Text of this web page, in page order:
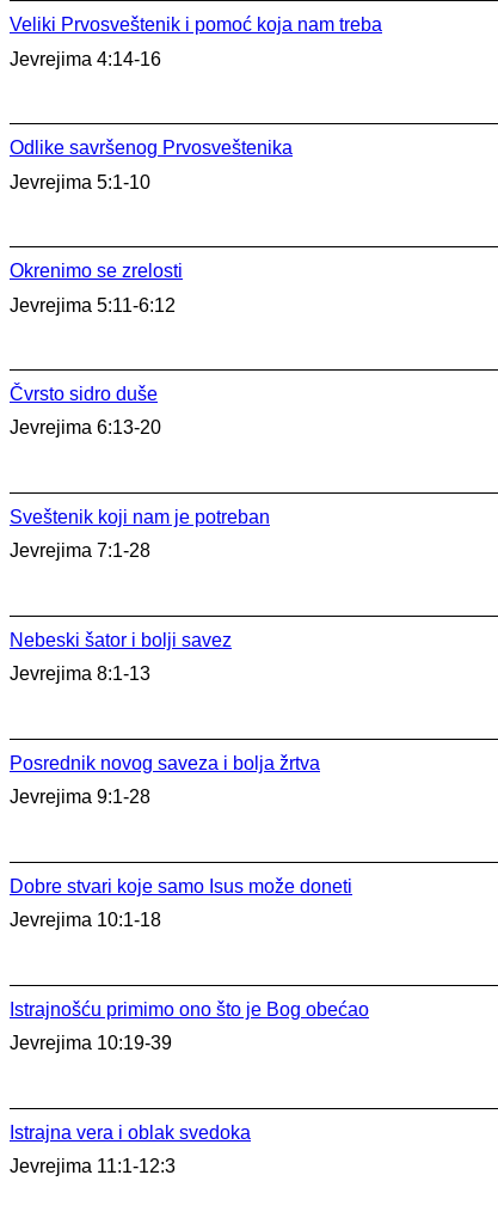
Veliki Prvosveštenik i pomoć koja nam treba
Jevrejima 4:14-16
Odlike savršenog Prvosveštenika
Jevrejima 5:1-10
Okrenimo se zrelosti
Jevrejima 5:11-6:12
Čvrsto sidro duše
Jevrejima 6:13-20
Sveštenik koji nam je potreban
Jevrejima 7:1-28
Nebeski šator i bolji savez
Jevrejima 8:1-13
Posrednik novog saveza i bolja žrtva
Jevrejima 9:1-28
Dobre stvari koje samo Isus može doneti
Jevrejima 10:1-18
Istrajnošću primimo ono što je Bog obećao
Jevrejima 10:19-39
Istrajna vera i oblak svedoka
Jevrejima 11:1-12:3